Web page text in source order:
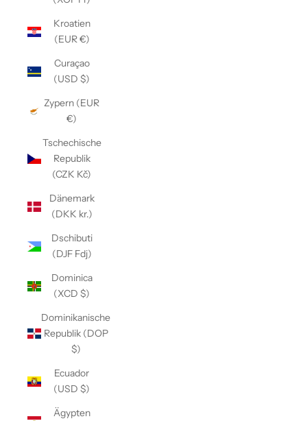
Kroatien
(EUR €)
Curaçao
(USD $)
Zypern (EUR
€)
Tschechische
Republik
(CZK Kč)
Dänemark
(DKK kr.)
Dschibuti
(DJF Fdj)
Dominica
(XCD $)
Dominikanische
Republik (DOP
$)
Ecuador
(USD $)
Ägypten